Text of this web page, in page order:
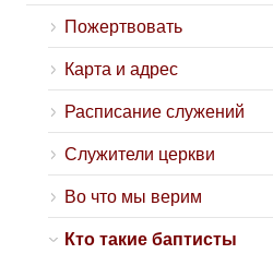
Пожертвовать
Карта и адрес
Расписание служений
Служители церкви
Во что мы верим
Кто такие баптисты